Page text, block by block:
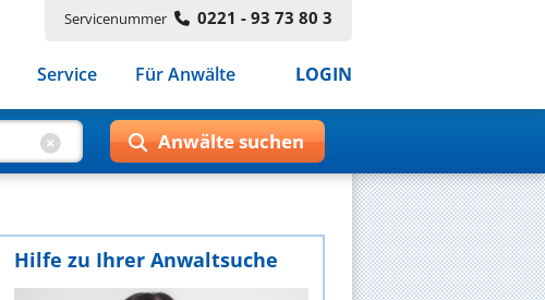
Servicenummer 0221 - 93 73 80 3
Service Für Anwälte LOGIN
Hilfe zu Ihrer Anwaltsuche